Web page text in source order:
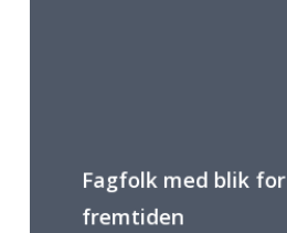
Fagfolk med blik for
fremtiden